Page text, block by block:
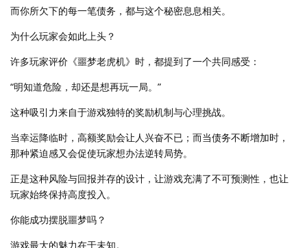
而你所欠下的每一笔债务，都与这个秘密息息相关。
为什么玩家会如此上头？
许多玩家评价《噩梦老虎机》时，都提到了一个共同感受：
“明知道危险，却还是想再玩一局。”
这种吸引力来自于游戏独特的奖励机制与心理挑战。
当幸运降临时，高额奖励会让人兴奋不已；而当债务不断增加时，
那种紧迫感又会促使玩家想办法逆转局势。
正是这种风险与回报并存的设计，让游戏充满了不可预测性，也让
玩家始终保持高度投入。
你能成功摆脱噩梦吗？
游戏最大的魅力在于未知。